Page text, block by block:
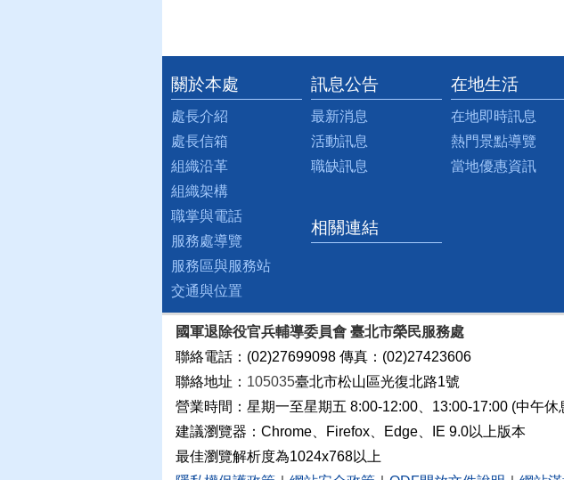
:::
關於本處
處長介紹
處長信箱
組織沿革
組織架構
職掌與電話
服務處導覽
服務區與服務站
交通與位置
訊息公告
最新消息
活動訊息
職缺訊息
在地生活
在地即時訊息
熱門景點導覽
當地優惠資訊
相關連結
國軍退除役官兵輔導委員會 臺北市榮民服務處
聯絡電話：(02)27699098 傳真：(02)27423606
聯絡地址： 105035臺北市松山區光復北路1號
營業時間：星期一至星期五 8:00-12:00、13:00-17:00 (中午休
建議瀏覽器：Chrome、Firefox、Edge、IE 9.0以上版本
最佳瀏覽解析度為1024x768以上